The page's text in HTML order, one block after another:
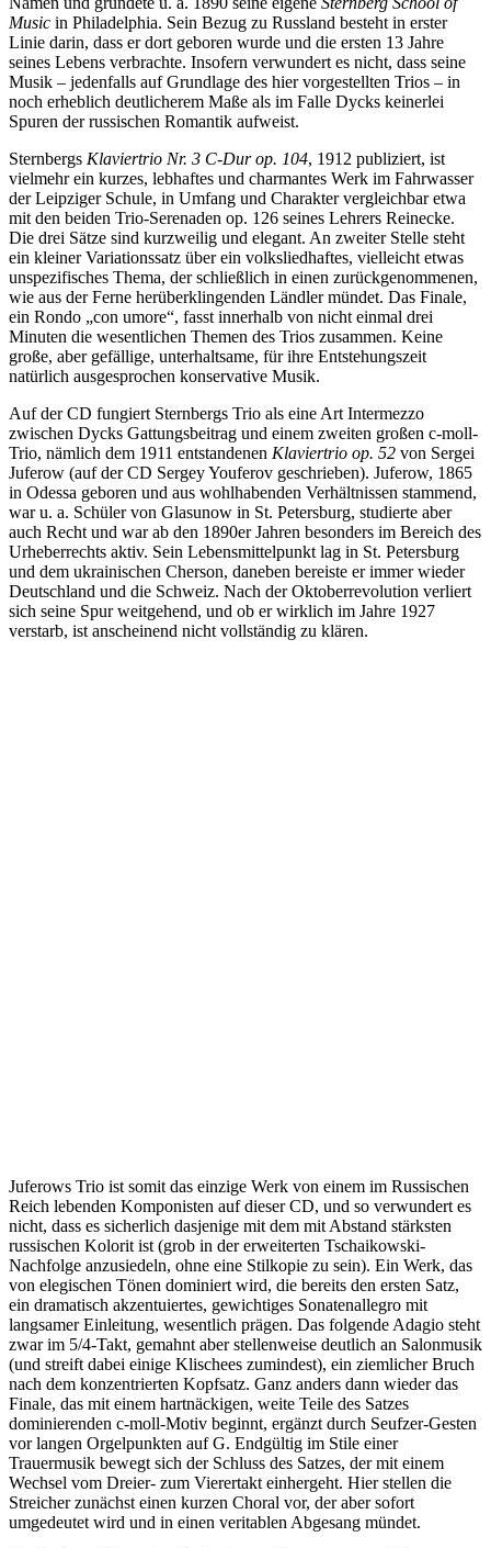
Music in Philadelphia. Sein Bezug zu Russland besteht in erster
Linie darin, dass er dort geboren wurde und die ersten 13 Jahre
seines Lebens verbrachte. Insofern verwundert es nicht, dass seine
Musik – jedenfalls auf Grundlage des hier vorgestellten Trios – in
noch erheblich deutlicherem Maße als im Falle Dycks keinerlei
Spuren der russischen Romantik aufweist.
Sternbergs Klaviertrio Nr. 3 C-Dur op. 104, 1912 publiziert, ist
vielmehr ein kurzes, lebhaftes und charmantes Werk im Fahrwasser
der Leipziger Schule, in Umfang und Charakter vergleichbar etwa
mit den beiden Trio-Serenaden op. 126 seines Lehrers Reinecke.
Die drei Sätze sind kurzweilig und elegant. An zweiter Stelle steht
ein kleiner Variationssatz über ein volksliedhaftes, vielleicht etwas
unspezifisches Thema, der schließlich in einen zurückgenommenen,
wie aus der Ferne herüberklingenden Ländler mündet. Das Finale,
ein Rondo „con umore“, fasst innerhalb von nicht einmal drei
Minuten die wesentlichen Themen des Trios zusammen. Keine
große, aber gefällige, unterhaltsame, für ihre Entstehungszeit
natürlich ausgesprochen konservative Musik.
Auf der CD fungiert Sternbergs Trio als eine Art Intermezzo
zwischen Dycks Gattungsbeitrag und einem zweiten großen c-moll-
Trio, nämlich dem 1911 entstandenen Klaviertrio op. 52 von Sergei
Juferow (auf der CD Sergey Youferov geschrieben). Juferow, 1865
in Odessa geboren und aus wohlhabenden Verhältnissen stammend,
war u. a. Schüler von Glasunow in St. Petersburg, studierte aber
auch Recht und war ab den 1890er Jahren besonders im Bereich des
Urheberrechts aktiv. Sein Lebensmittelpunkt lag in St. Petersburg
und dem ukrainischen Cherson, daneben bereiste er immer wieder
Deutschland und die Schweiz. Nach der Oktoberrevolution verliert
sich seine Spur weitgehend, und ob er wirklich im Jahre 1927
verstarb, ist anscheinend nicht vollständig zu klären.
Juferows Trio ist somit das einzige Werk von einem im Russischen
Reich lebenden Komponisten auf dieser CD, und so verwundert es
nicht, dass es sicherlich dasjenige mit dem mit Abstand stärksten
russischen Kolorit ist (grob in der erweiterten Tschaikowski-
Nachfolge anzusiedeln, ohne eine Stilkopie zu sein). Ein Werk, das
von elegischen Tönen dominiert wird, die bereits den ersten Satz,
ein dramatisch akzentuiertes, gewichtiges Sonatenallegro mit
langsamer Einleitung, wesentlich prägen. Das folgende Adagio steht
zwar im 5/4-Takt, gemahnt aber stellenweise deutlich an Salonmusik
(und streift dabei einige Klischees zumindest), ein ziemlicher Bruch
nach dem konzentrierten Kopfsatz. Ganz anders dann wieder das
Finale, das mit einem hartnäckigen, weite Teile des Satzes
dominierenden c-moll-Motiv beginnt, ergänzt durch Seufzer-Gesten
vor langen Orgelpunkten auf G. Endgültig im Stile einer
Trauermusik bewegt sich der Schluss des Satzes, der mit einem
Wechsel vom Dreier- zum Vierertakt einhergeht. Hier stellen die
Streicher zunächst einen kurzen Choral vor, der aber sofort
umgedeutet wird und in einen veritablen Abgesang mündet.